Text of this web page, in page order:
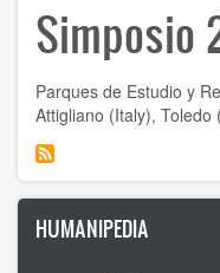
History
Humanism
Simposio
Parques de Estudio y
Attigliano (Italy), Toledo
HUMANIPEDIA